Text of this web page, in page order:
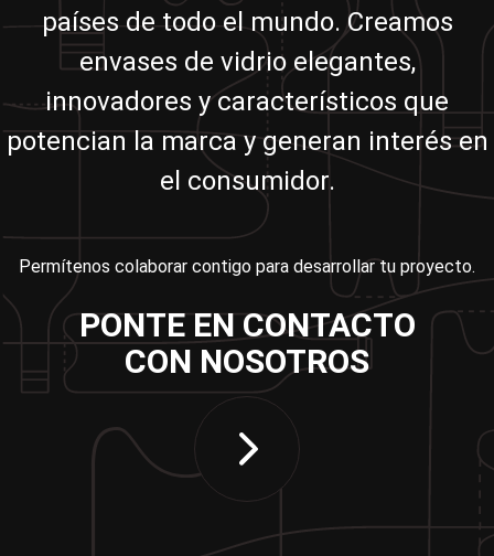
países de todo el mundo. Creamos
envases de vidrio elegantes,
innovadores y característicos que
potencian la marca y generan interés en
el consumidor.
Permítenos colaborar contigo para desarrollar tu proyecto.
PONTE EN CONTACTO
CON NOSOTROS